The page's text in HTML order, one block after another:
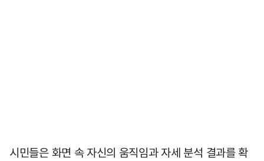
시민들은 화면 속 자신의 움직임과 자세 분석 결과를 확